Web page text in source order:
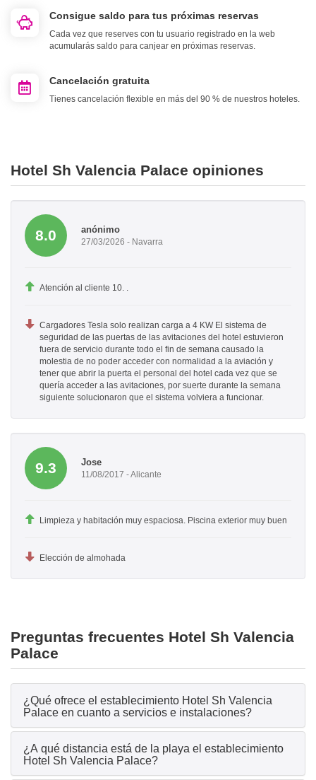
Consigue saldo para tus próximas reservas
Cada vez que reserves con tu usuario registrado en la web
acumularás saldo para canjear en próximas reservas.
Cancelación gratuita
Tienes cancelación flexible en más del 90 % de nuestros hoteles.
Hotel Sh Valencia Palace opiniones
8.0 anónimo
27/03/2026 - Navarra
Atención al cliente 10. .
Cargadores Tesla solo realizan carga a 4 KW El sistema de
seguridad de las puertas de las avitaciones del hotel estuvieron
fuera de servicio durante todo el fin de semana causado la
molestia de no poder acceder con normalidad a la aviación y
tener que abrir la puerta el personal del hotel cada vez que se
quería acceder a las avitaciones, por suerte durante la semana
siguiente solucionaron que el sistema volviera a funcionar.
9.3 Jose
11/08/2017 - Alicante
Limpieza y habitación muy espaciosa. Piscina exterior muy buen
Elección de almohada
Preguntas frecuentes Hotel Sh Valencia
Palace
¿Qué ofrece el establecimiento Hotel Sh Valencia
Palace en cuanto a servicios e instalaciones?
¿A qué distancia está de la playa el establecimiento
Hotel Sh Valencia Palace?